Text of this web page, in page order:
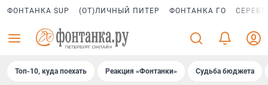
ФОНТАНКА SUP (ОТ)ЛИЧНЫЙ ПИТЕР ФОНТАНКА ГО
Топ-10, куда поехать Реакция «Фонтанки» Судьба бюджета